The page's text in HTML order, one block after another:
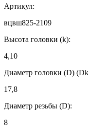
Артикул:
вцвш825-2109
Высота головки (k):
4,10
Диаметр головки (D)
17,8
Диаметр резьбы (D):
8